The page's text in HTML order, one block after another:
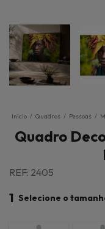
Início / Quadros / Pessoas /
Quadro
REF: 2405
1 Selecione o